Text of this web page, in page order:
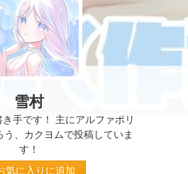
雪村
手です！ 主にアルファポリ
う、カクヨムで投稿していま
す！
気に入りに追加